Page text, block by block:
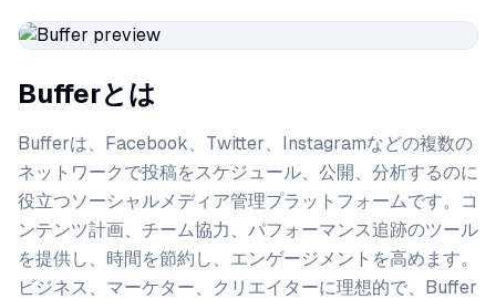
Bufferとは
Bufferは、Facebook、Twitter、Instagramなどの複数の
ネットワークで投稿をスケジュール、公開、分析するのに
役立つソーシャルメディア管理プラットフォームです。コ
ンテンツ計画、チーム協力、パフォーマンス追跡のツール
を提供し、時間を節約し、エンゲージメントを高めます。
ビジネス、マーケター、クリエイターに理想的で、Buffer